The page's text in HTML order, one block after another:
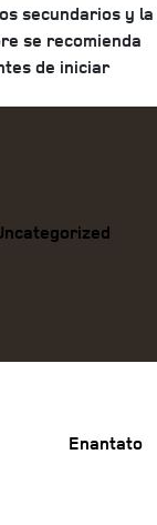
secundarios y la
se recomienda
de iniciar
Enantato